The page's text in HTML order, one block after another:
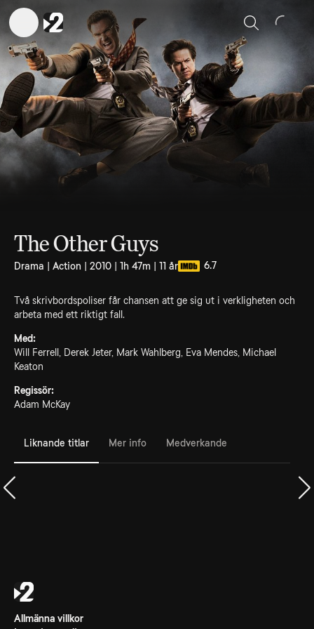
Sök
The Other Guys
Drama | Action | 2010 | 1h 47m | 11 år 6.7
Två skrivbordspoliser får chansen att ge sig ut i verkligheten och
arbeta med ett riktigt fall.
Med:
Will Ferrell, Derek Jeter, Mark Wahlberg, Eva Mendes, Michael
Keaton
Regissör:
Adam McKay
Liknande titlar Mer info Medverkande
Allmänna villkor